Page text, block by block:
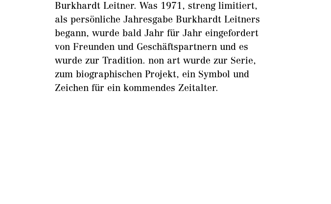
Burkhardt Leitner. Was 1971, streng limitiert,
als persönliche Jahresgabe Burkhardt Leitners
begann, wurde bald Jahr für Jahr eingefordert
von Freunden und Geschäftspartnern und es
wurde zur Tradition. non art wurde zur Serie,
zum biographischen Projekt, ein Symbol und
Zeichen für ein kommendes Zeitalter.